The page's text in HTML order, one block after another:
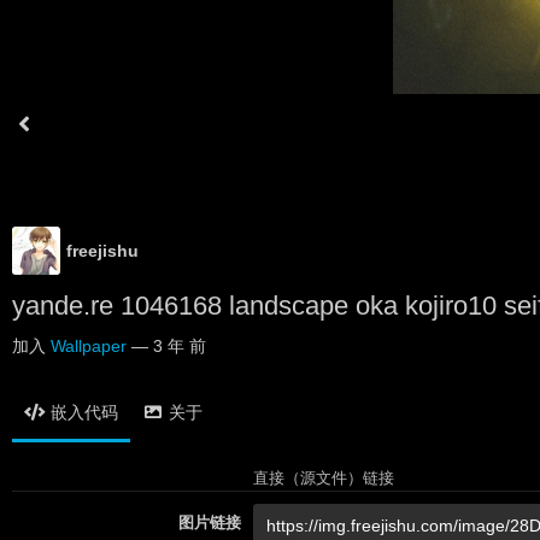
freejishu
yande.re 1046168 landscape oka kojiro10
加入 Wallpaper — 3 年 前
嵌入代码 关于
直接（源文件）链接
图片链接